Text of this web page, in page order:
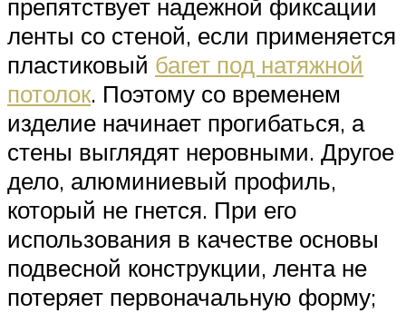
препятствует надежной фиксации
ленты со стеной, если применяется
пластиковый багет под натяжной
потолок. Поэтому со временем
изделие начинает прогибаться, а
стены выглядят неровными. Другое
дело, алюминиевый профиль,
который не гнется. При его
использования в качестве основы
подвесной конструкции, лента не
потеряет первоначальную форму;